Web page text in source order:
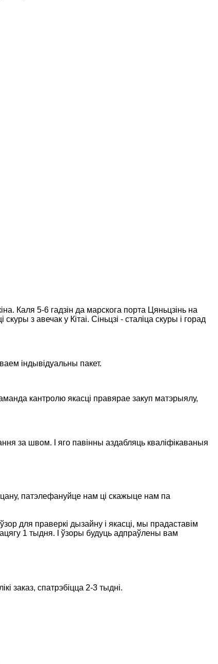
Каля 5-6 гадзін да марскога порта Цяньцзінь на
з авечак у Кітаі. Сіньцзі - сталіца скуры і горад
індывідуальны пакет.
кантролю якасці правярае закуп матэрыялу,
за швом. І яго павінны аздабляць кваліфікаваныя
патэлефануйце нам ці скажыце нам па
для праверкі дызайну і якасці, мы прадаставім
1 тыдня. І ўзоры будуць адпраўлены вам
заказ, спатрэбіцца 2-3 тыдні.